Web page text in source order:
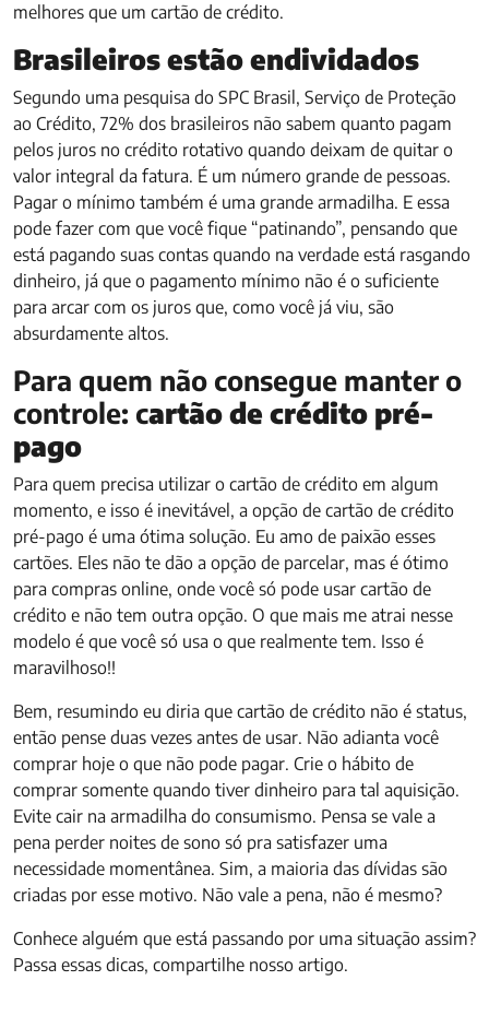
melhores que um cartão de crédito.
Brasileiros estão endividados
Segundo uma pesquisa do SPC Brasil, Serviço de Proteção
ao Crédito, 72% dos brasileiros não sabem quanto pagam
pelos juros no crédito rotativo quando deixam de quitar o
valor integral da fatura. É um número grande de pessoas.
Pagar o mínimo também é uma grande armadilha. E essa
pode fazer com que você fique “patinando”, pensando que
está pagando suas contas quando na verdade está rasgando
dinheiro, já que o pagamento mínimo não é o suficiente
para arcar com os juros que, como você já viu, são
absurdamente altos.
Para quem não consegue manter o
controle: cartão de crédito pré-
pago
Para quem precisa utilizar o cartão de crédito em algum
momento, e isso é inevitável, a opção de cartão de crédito
pré-pago é uma ótima solução. Eu amo de paixão esses
cartões. Eles não te dão a opção de parcelar, mas é ótimo
para compras online, onde você só pode usar cartão de
crédito e não tem outra opção. O que mais me atrai nesse
modelo é que você só usa o que realmente tem. Isso é
maravilhoso!!
Bem, resumindo eu diria que cartão de crédito não é status,
então pense duas vezes antes de usar. Não adianta você
comprar hoje o que não pode pagar. Crie o hábito de
comprar somente quando tiver dinheiro para tal aquisição.
Evite cair na armadilha do consumismo. Pensa se vale a
pena perder noites de sono só pra satisfazer uma
necessidade momentânea. Sim, a maioria das dívidas são
criadas por esse motivo. Não vale a pena, não é mesmo?
Conhece alguém que está passando por uma situação assim?
Passa essas dicas, compartilhe nosso artigo.